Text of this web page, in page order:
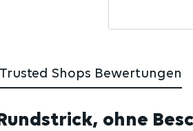
Trusted Shops Bewertungen
ohne